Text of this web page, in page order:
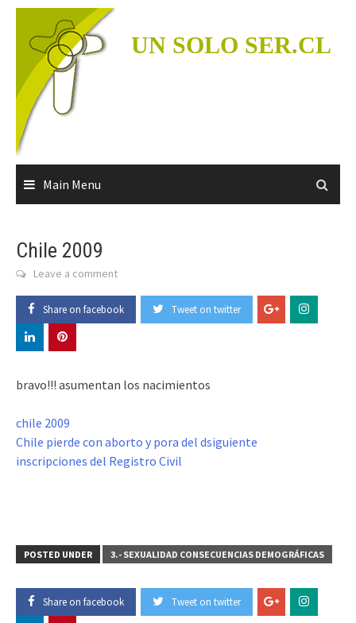
Skip
content
UN SOLO SER.CL
Main Menu
Chile 2009
Leave a comment
Share on facebook Tweet on twitter
bravo!!! asumentan los nacimientos
chile 2009
Chile pierde con aborto y pora del dsiguiente
inscripciones del Registro Civil
POSTED UNDER 3.- SEXUALIDAD CONSECUENCIAS DEMOGRÁFICAS
Share on facebook Tweet on twitter